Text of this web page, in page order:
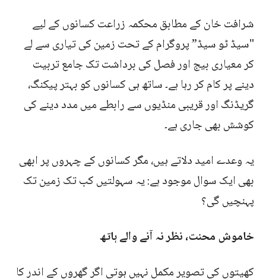
شرافت خان کے مطابق محکمہ زراعت کسانوں کے لیے
"سیڈ ٹو سیڈ” پروگرام کے تحت زمین کی تیاری سے لے
کر معیاری بیج اور فصل کی برداشت تک جامع تربیت
دینے پر کام کر رہا ہے۔ ساتھ ہی کسانوں کو بہتر پیکنگ،
گریڈنگ اور قریبی منڈیوں سے رابطے میں مدد دینے کی
کوشش بھی جاری ہے۔
یہ وعدے امید دلاتے ہیں، مگر کسانوں کے چہروں پر ابھی
بھی ایک سوال موجود ہے: یہ سہولتیں کب تک زمین تک
پہنچیں گی؟
خاموش محنت، نظر نہ آنے والے ہاتھ
کھیتوں کی تصویر مکمل نہیں ہوتی اگر گھروں کے اندر کا